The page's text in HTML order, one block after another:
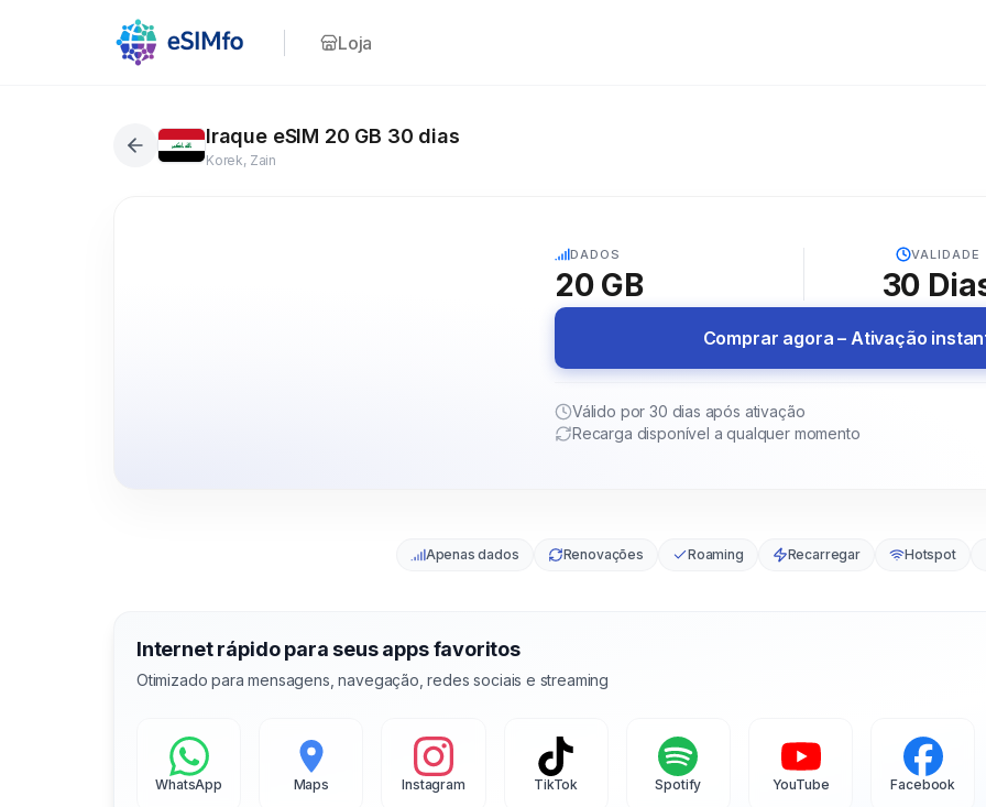
Loja
Iraque eSIM 20 GB 30 dias
Korek, Zain
DADOS
20 GB
VALIDADE
30
Comprar agora – Ativação
Válido por 30 dias após ativação
Recarga disponível a qualquer momento
Apenas dados Renovações Roaming Recarregar Hotspot
Internet rápido para seus apps favoritos
Otimizado para mensagens, navegação, redes sociais e streaming
WhatsApp Maps Instagram TikTok Spotify YouTube Facebook